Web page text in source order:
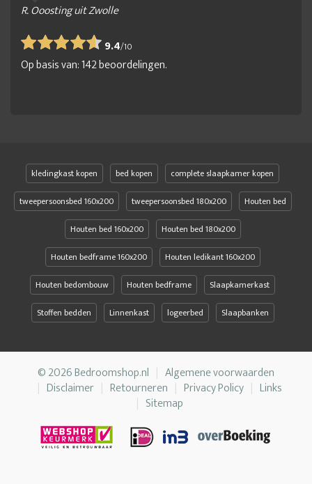
R. Ooosting uit Zwolle
9.4/10
Op basis van:142beoordelingen.
kledingkast kopen bed kopen
complete slaapkamer kopen
tweepersoonsbed 160x200
tweepersoonsbed 180x200
Houten bed
Houten bed 160x200
Houten bed 180x200
Houten bedframe 160x200
Houten ledikant 160x200
Houten bedombouw
Houten bedframe
Slaapkamerkast
Stoffen bedden
Linnenkast logeerbed Slaapbanken
© 2026 Bedroomshop.nl
Algemene voorwaarden
Disclaimer
Retourneren Privacy Policy
Links
Sitemap